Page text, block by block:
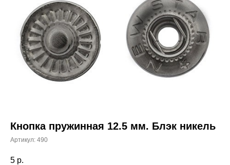
Кнопка пружинная 12.5 мм. Блэк никель
Артикул: 490
5 р.